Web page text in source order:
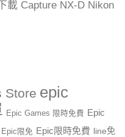
載 Capture NX-D Nikon
Store epic
Epic Games 限時免費 Epic
Epic限免 Epic限時免費 line免